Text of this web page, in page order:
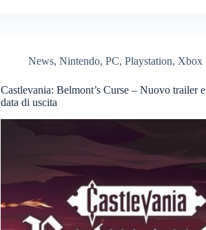
News,Nintendo,PC,Playstation, Xbox
Castlevania: Belmont’s Curse – Nuovo trailer e
data di uscita